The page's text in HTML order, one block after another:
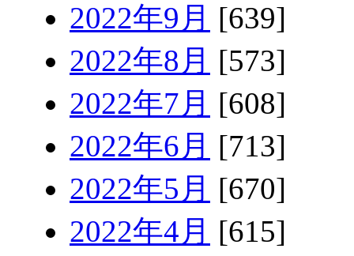
2022年9月 [639]
2022年8月 [573]
2022年7月 [608]
2022年6月 [713]
2022年5月 [670]
2022年4月 [615]